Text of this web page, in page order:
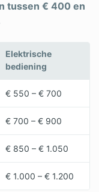
tussen € 400 en
Elektrische
bediening
€ 550 – € 700
€ 700 – € 900
€ 850 – € 1.050
€ 1.000 – € 1.200